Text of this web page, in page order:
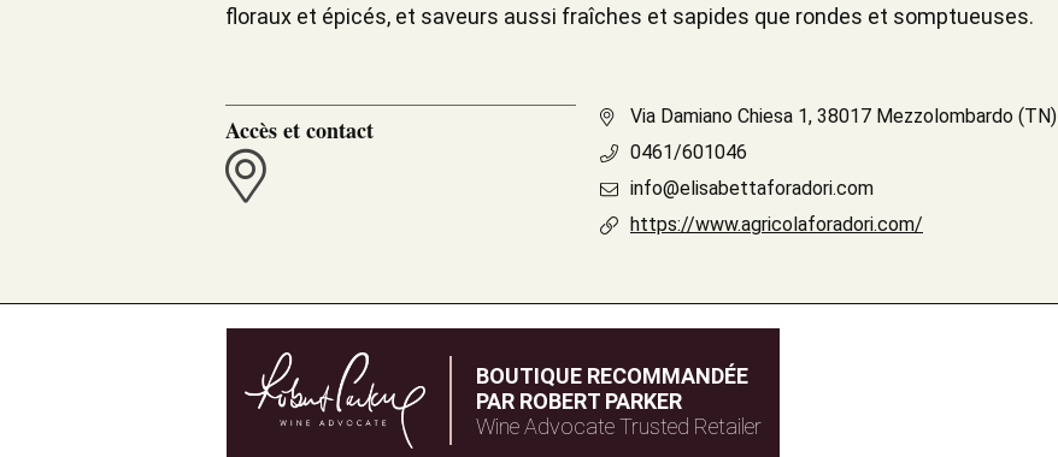
floraux et épicés, et saveurs aussi fraîches et sapides que rondes et somptueuses.
Accès et contact
Via Damiano Chiesa 1, 38017 Mezzolombardo (TN)
0461/601046
info@elisabettaforadori.com
https://www.agricolaforadori.com/
BOUTIQUE RECOMMANDÉE
PAR ROBERT PARKER
Wine Advocate Trusted Retailer